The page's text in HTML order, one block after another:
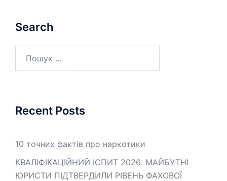
Search
Recent Posts
10 точних фактів про наркотики
КВАЛІФІКАЦІЙНИЙ ІСПИТ 2026: МАЙБУТНІ
ЮРИСТИ ПІДТВЕРДИЛИ РІВЕНЬ ФАХОВОЇ